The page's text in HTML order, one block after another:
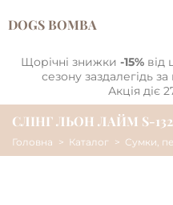
DOGS BOMBA
Щорічні знижки -15% від
сезону заздалегідь
Акція діє
СЛІНГ ЛЬОН ЛАЙМ S-132
Головна Каталог Сумки,